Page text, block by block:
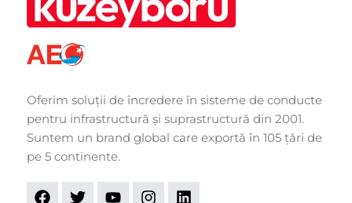
Oferim soluții de încredere în sisteme de conducte
pentru infrastructură și suprastructură din 2001.
Suntem un brand global care exportă în 105 țări de
pe 5 continente.